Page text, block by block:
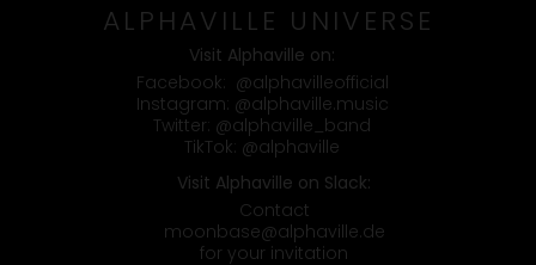
ALPHAVILLE UNIVERSE
Visit Alphaville on:
Facebook: @alphavilleofficial
Instagram: @alphaville.music
Twitter: @alphaville_band
TikTok: @alphaville
Visit Alphaville on Slack:
Contact
moonbase@alphaville.de
for your invitation